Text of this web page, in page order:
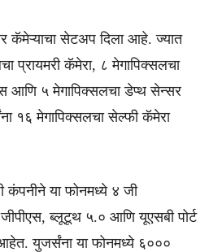
कॅमेऱ्याचा सेटअप दिला आहे. ज्यात
प्रायमरी कॅमेरा, ८ मेगापिक्सलचा
आणि ५ मेगापिक्सलचा डेप्थ सेन्सर
१६ मेगापिक्सलचा सेल्फी कॅमेरा
कंपनीने या फोनमध्ये ४ जी
ब्लूटूथ ५.० आणि यूएसबी पोर्ट
युजर्संना या फोनमध्ये ६०००